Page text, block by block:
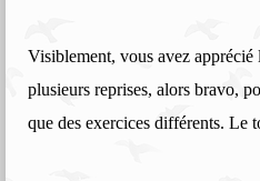
Visiblement, vous avez apprécié
plusieurs reprises, alors bravo,
que des exercices différents. Le